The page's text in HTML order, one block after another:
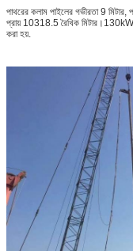
পাথরের কলাম পাইলের গভীরতা 9
প্রায় 10318.5 রৈখিক মিটার।130kW
করা হয়.